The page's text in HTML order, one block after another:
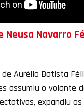
Neusa Navarro
de Aurélio Batista
assumiu o volante
expandiu